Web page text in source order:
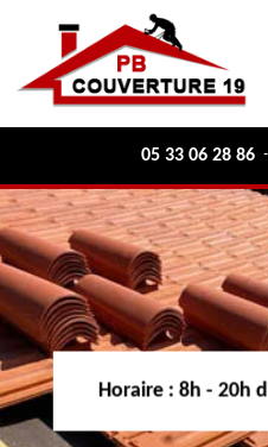
05 33 06 28 86 -
Horaire : 8h - 20h